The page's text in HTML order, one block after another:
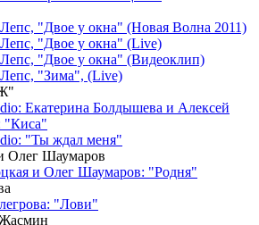
"Двое у окна" (Новая Волна 2011)
"Двое у окна" (Live)
"Двое у окна" (Видеоклип)
"Зима", (Live)
Екатерина Болдышева и Алексей
"Киса"
"Ты ждал меня"
Олег Шаумаров
и Олег Шаумаров: "Родня"
"Лови"